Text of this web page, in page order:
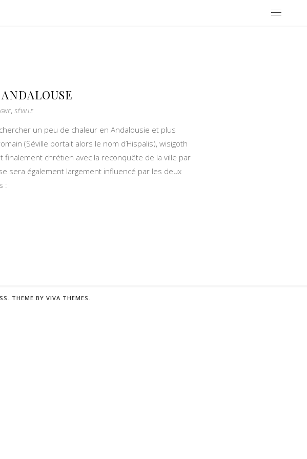
, SÉVILLE
un peu de chaleur en Andalousie et plus
(Séville portait alors le nom d’Hispalis), wisigoth
finalement chrétien avec la reconquête de la ville par
sera également largement influencé par les deux
:
THEME BYVIVA THEMES .